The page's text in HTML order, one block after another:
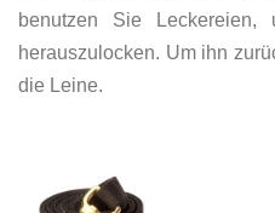
benutzen Sie
herauszulocken. Um ihn
die Leine.